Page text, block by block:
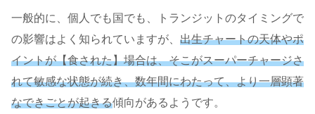
一般的に、個人でも国でも、トランジットのタイミングで
の影響はよく知られていますが、 出生チャートの天体やポ
イントが【食された】場合は、そこがスーパーチャージさ
れて敏感な状態が続き、数年間にわたって、より一層顕著
なできごとが起きる傾向があるようです。